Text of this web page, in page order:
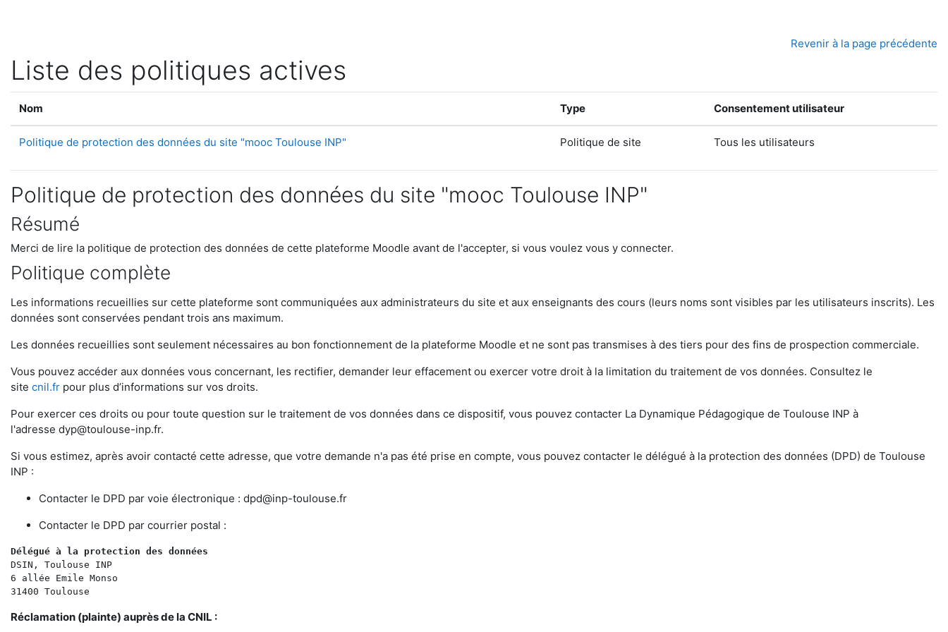
Revenir à la page précédente
Liste des politiques actives
Nom Type Consentement utilisateur
Politique de protection des données du site "mooc Toulouse INP" Politique de site Tous les utilisateurs
Politique de protection des données du site "mooc Toulouse INP"
Résumé
Merci de lire la politique de protection des données de cette plateforme Moodle avant de l'accepter, si vous voulez vous y connecter.
Politique complète
Les informations recueillies sur cette plateforme sont communiquées aux administrateurs du site et aux enseignants des cours (leurs noms sont visibles par les utilisateurs inscrits). Les
données sont conservées pendant trois ans maximum.
Les données recueillies sont seulement nécessaires au bon fonctionnement de la plateforme Moodle et ne sont pas transmises à des tiers pour des fins de prospection commerciale.
Vous pouvez accéder aux données vous concernant, les rectifier, demander leur effacement ou exercer votre droit à la limitation du traitement de vos données. Consultez le
site cnil.fr pour plus d’informations sur vos droits.
Pour exercer ces droits ou pour toute question sur le traitement de vos données dans ce dispositif, vous pouvez contacter La Dynamique Pédagogique de Toulouse INP à
l'adresse dyp@toulouse-inp.fr.
Si vous estimez, après avoir contacté cette adresse, que votre demande n'a pas été prise en compte, vous pouvez contacter le délégué à la protection des données (DPD) de Toulouse
INP :
Contacter le DPD par voie électronique : dpd@inp-toulouse.fr
Contacter le DPD par courrier postal :
Délégué à la protection des données
DSIN, Toulouse INP
6 allée Emile Monso
31400 Toulouse
Réclamation (plainte) auprès de la CNIL :